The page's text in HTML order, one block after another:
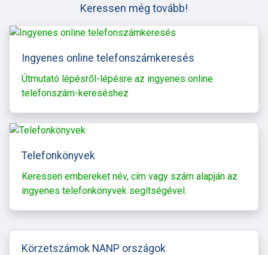
Keressen még tovább!
Ingyenes online telefonszámkeresés
Útmutató lépésről-lépésre az ingyenes online
telefonszám-kereséshez
Telefonkönyvek
Keressen embereket név, cím vagy szám alapján az
ingyenes telefonkönyvek segítségével.
Körzetszámok NANP országok